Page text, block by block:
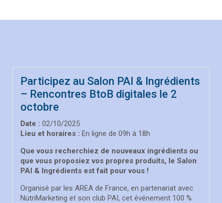
Participez au Salon PAI & Ingrédients
– Rencontres BtoB digitales le 2
octobre
Date : 02/10/2025
Lieu et horaires : En ligne de 09h à 18h
Que vous recherchiez de nouveaux ingrédients ou
que vous proposiez vos propres produits, le Salon
PAI & Ingrédients est fait pour vous !
Organisé par les AREA de France, en partenariat avec
NutriMarketing et son club PAI, cet événement 100 %